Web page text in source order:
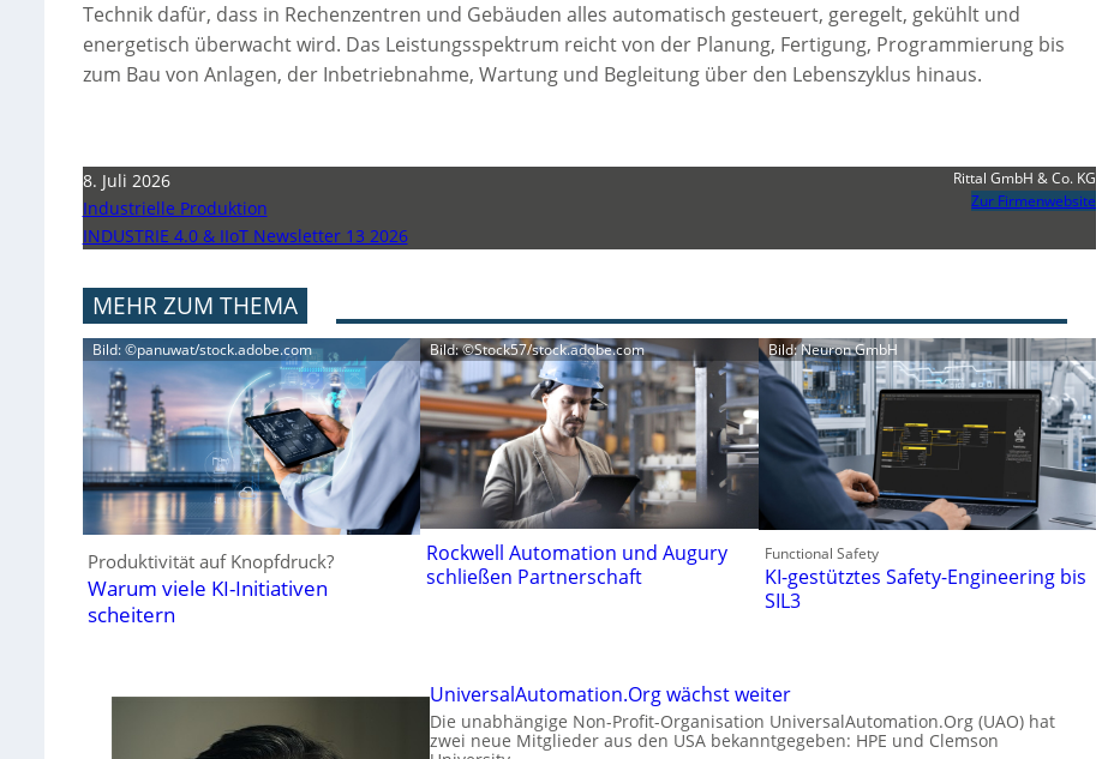
Technik dafür, dass in Rechenzentren und Gebäuden alles automatisch gesteuert, geregelt, gekühlt und
energetisch überwacht wird. Das Leistungsspektrum reicht von der Planung, Fertigung, Programmierung bis
zum Bau von Anlagen, der Inbetriebnahme, Wartung und Begleitung über den Lebenszyklus hinaus.
8. Juli 2026
Industrielle Produktion
INDUSTRIE 4.0 & IIoT Newsletter 13 2026
Rittal GmbH & Co. KG
Zur Firmenwebsite
MEHR ZUM THEMA
Bild: ©panuwat/stock.adobe.com
Produktivität auf Knopfdruck?
Warum viele KI-Initiativen
scheitern
Bild: ©Stock57/stock.adobe.com
Rockwell Automation und Augury
schließen Partnerschaft
Bild: Neuron GmbH
Functional Safety
KI-gestütztes Safety-Engineering bis
SIL3
UniversalAutomation.Org wächst weiter
Die unabhängige Non-Profit-Organisation UniversalAutomation.Org (UAO) hat
zwei neue Mitglieder aus den USA bekanntgegeben: HPE und Clemson